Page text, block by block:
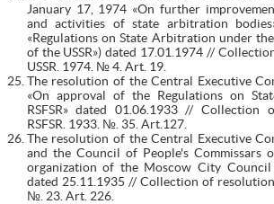
January 17, 1974 «On further
and activities of state arbitration
«Regulations on State Arbitration under
of the USSR») dated 17.01.1974 //
USSR. 1974. № 4. Art. 19.
The resolution of the Central Executive
«On approval of the Regulations on
RSFSR» dated 01.06.1933 //
RSFSR. 1933. №. 35. Art.127.
The resolution of the Central Executive
and the Council of People's Commissars
organization of the Moscow City
dated 25.11.1935 // Collection of
№. 23. Art. 226.